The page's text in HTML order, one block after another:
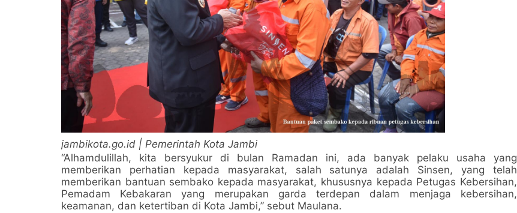
jambikota.go.id | Pemerintah Kota Jambi
“Alhamdulillah, kita bersyukur di bulan Ramadan ini, ada banyak pelaku usaha yang
memberikan perhatian kepada masyarakat, salah satunya adalah Sinsen, yang telah
memberikan bantuan sembako kepada masyarakat, khususnya kepada Petugas Kebersihan,
Pemadam Kebakaran yang merupakan garda terdepan dalam menjaga kebersihan,
keamanan, dan ketertiban di Kota Jambi,” sebut Maulana.